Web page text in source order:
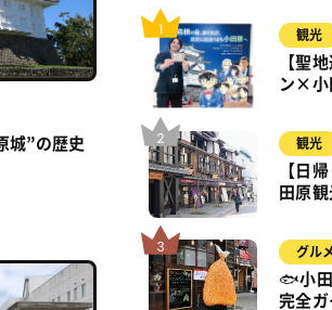
城”の歴史
観光
【聖
ン×小
で】
原
観光
【日
田原
満喫
グル
🐟小
完全ガ